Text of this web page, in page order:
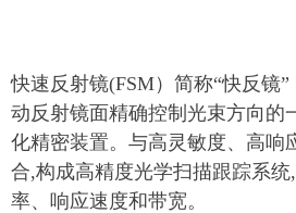
快速反射镜(FSM）简称“快反镜
动反射镜面精确控制光束方向的
化精密装置。与高灵敏度、高响
合,构成高精度光学扫描跟踪系
率、响应速度和带宽。